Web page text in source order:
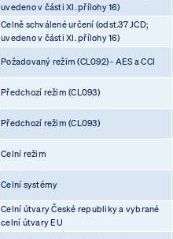
uvedeno v části XI. přílohy 16)
Celně schválené určení (odst.37 JCD;
uvedeno v části XI. přílohy 16)
Požadovaný režim (CL092) - AES a CCI
Předchozí režim (CL093)
Předchozí režim (CL093)
Celní režim
Celní systémy
Celní útvary České republiky a vybrané
celní útvary EU